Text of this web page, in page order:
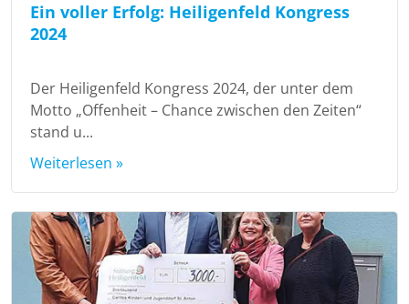
Ein voller Erfolg: Heiligenfeld Kongress
2024
Der Heiligenfeld Kongress 2024, der unter dem
Motto „Offenheit – Chance zwischen den Zeiten“
stand u...
Weiterlesen »